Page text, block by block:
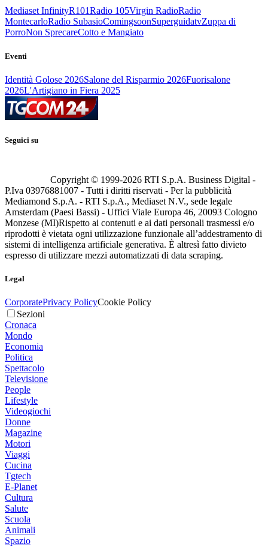
Mediaset InfinityR101Radio 105Virgin RadioRadio
MontecarloRadio SubasioComingsoonSuperguidatvZuppa di
PorroNon SprecareCotto e Mangiato
Eventi
Identità Golose 2026Salone del Risparmio 2026Fuorisalone
2026L'Artigiano in Fiera 2025
Seguici su
Copyright © 1999-2026 RTI S.p.A. Business Digital -
P.Iva 03976881007 - Tutti i diritti riservati - Per la pubblicità
Mediamond S.p.A. - RTI S.p.A., Mediaset N.V., sede legale
Amsterdam (Paesi Bassi) - Uffici Viale Europa 46, 20093 Cologno
Monzese (MI)Rispetto ai contenuti e ai dati personali trasmessi e/o
riprodotti è vietata ogni utilizzazione funzionale all’addestramento di
sistemi di intelligenza artificiale generativa. È altresì fatto divieto
espresso di utilizzare mezzi automatizzati di data scraping.
Legal
CorporatePrivacy PolicyCookie Policy
Sezioni
Cronaca
Mondo
Economia
Politica
Spettacolo
Televisione
People
Lifestyle
Videogiochi
Donne
Magazine
Motori
Viaggi
Cucina
Tgtech
E-Planet
Cultura
Salute
Scuola
Animali
Spazio